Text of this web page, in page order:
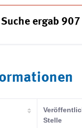
Suche ergab
Stelle